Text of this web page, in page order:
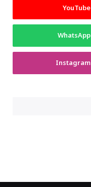
YouTube
WhatsApp
Instagram